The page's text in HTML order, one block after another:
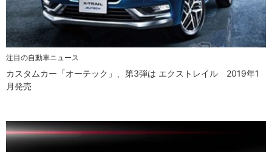
注目の自動車ニュース
カスタムカー「オーテック」、第3弾は エクストレイル 2019年1
月発売